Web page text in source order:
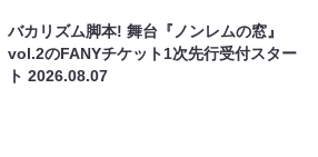
バカリズム脚本! 舞台『ノンレムの窓』
vol.2のFANYチケット1次先行受付スター
ト2026.08.07